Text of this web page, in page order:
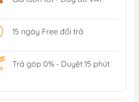
15 ngày Free đổi trả
Trả góp 0% - Duyệt 15 phút